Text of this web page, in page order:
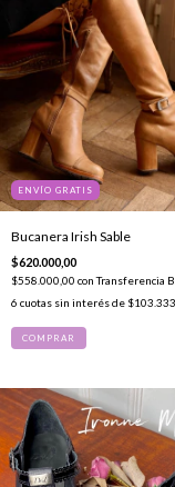
ENVÍO GRATIS
Bucanera Irish Sable
$620.000,00
$558.000,00 con Transferencia
6 cuotas sin interés de
COMPRAR